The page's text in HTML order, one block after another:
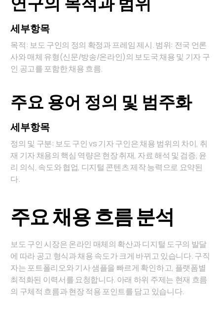
세부항목
목적: 보도 구인의 정의 확정과 프레임 제시. 범위: 전국 언론
사와 매체 유형(신문/방송/온라인)의 보도국 채용 및 기자 구
인 공고를 포함한 채용 흐름.
주요 용어 정의 및 범주화
세부항목
정의 및 구분: 보도 구인 vs 기자 구인은 채용 범위의 차이, 취
재 기자 채용의 핵심 역량은 현장 취재, 자료 해석 및 검증, 윤
리 의식, 속도와 협업, 디지털 콘텐츠 제작 능력으로 요약된
다.
주요 채용 흐름 분석
보도 구인 시장은 온라인 매체의 확산과 디지털 도구의 발달
에 따라 공고 형식과 채용 속도가 크게 바뀌고 있습니다. 구직
자는 포트폴리오와 기사 샘플을 빠르게 확인하고, 플랫폼별
최적화된 이력서를 요청합니다. 아래 하위 주제는 현재 흐름
의 구체적 흐름과 현장 적용 포인트를 담고 있습니다.